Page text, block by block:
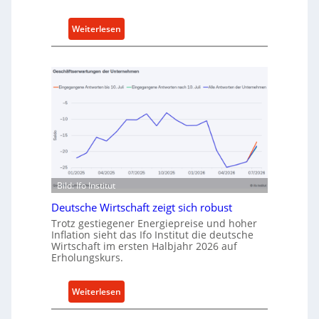
k
a
f
v
I
i
e
-
s
Weiterlesen
M
t
h
d
ü
r
n
a
c
h
a
t
Bild: Ifo Institut
Deutsche Wirtschaft zeigt sich robust
Trotz gestiegener Energiepreise und hoher
Inflation sieht das Ifo Institut die deutsche
Wirtschaft im ersten Halbjahr 2026 auf
Erholungskurs.
Weiterlesen
D